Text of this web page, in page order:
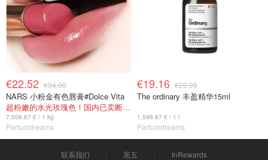
€22.52 €34.00
NARS 小粉金有色唇膏#Dolce Vita
超粉嫩的水光玫瑰色！国内已卖断货！
7.506,67 € / 1 kg
Parfumdreams
€19.16 €23.95
The ordinary 丰盈精华15ml
1,596.67 € / 1 l
Parfumdreams
联系我们 黑五 InRewards